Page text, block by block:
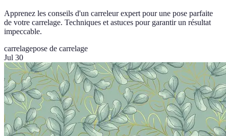
Apprenez les conseils d'un carreleur expert pour une pose parfaite
de votre carrelage. Techniques et astuces pour garantir un résultat
impeccable.
carrelagepose de carrelage
Jul 30